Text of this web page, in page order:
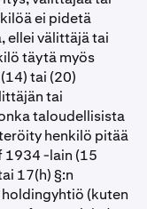
ei pidetä
ellei välittäjä tai
täytä myös
tai (20)
tai
taloudellisista
henkilö pitää
1934 -lain (15
17(h) §:n
(kuten